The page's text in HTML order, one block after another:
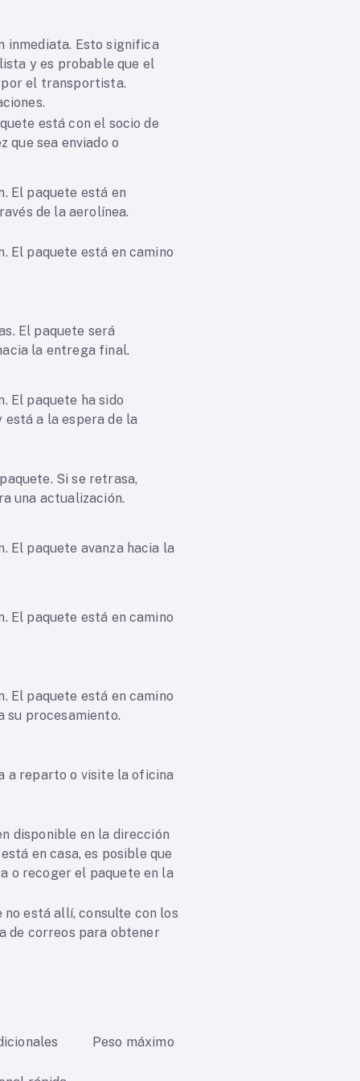
inmediata. Esto significa
y es probable que el
el transportista.
está con el socio de
que sea enviado o
El paquete está en
de la aerolínea.
El paquete está en camino
El paquete será
la entrega final.
El paquete ha sido
a la espera de la
Si se retrasa,
una actualización.
El paquete avanza hacia la
El paquete está en camino
El paquete está en camino
su procesamiento.
a reparto o visite la oficina
disponible en la dirección
en casa, es posible que
o recoger el paquete en la
no está allí, consulte con los
de correos para obtener
Peso máximo